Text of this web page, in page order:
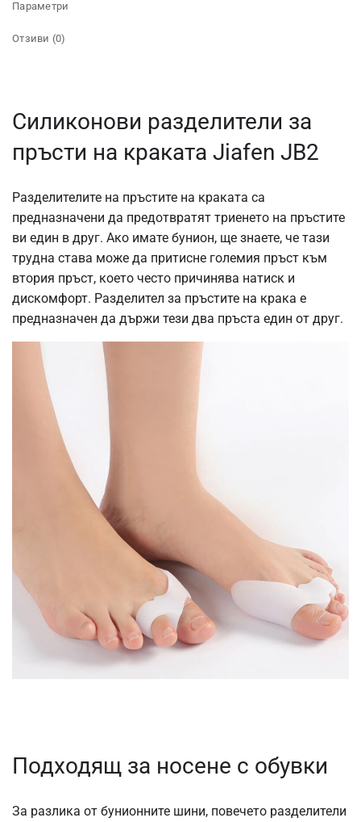
Параметри
Отзиви (0)
Силиконови разделители за
пръсти на краката Jiafen JB2
Разделителите на пръстите на краката са
предназначени да предотвратят триенето на пръстите
ви един в друг. Ако имате бунион, ще знаете, че тази
трудна става може да притисне големия пръст към
втория пръст, което често причинява натиск и
дискомфорт. Разделител за пръстите на крака е
предназначен да държи тези два пръста един от друг.
Подходящ за носене с обувки
За разлика от бунионните шини, повечето разделители